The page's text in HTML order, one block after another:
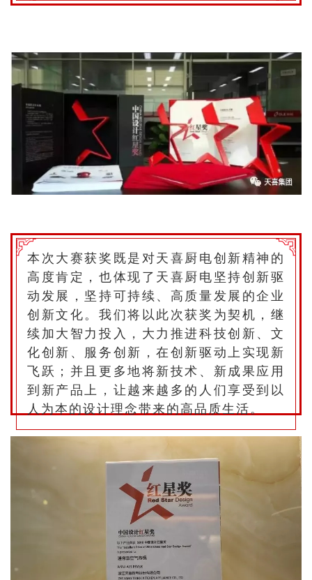
本次大赛获奖既是对天喜厨电创新精神的
高度肯定，也体现了天喜厨电坚持创新驱
动发展，坚持可持续、高质量发展的企业
创新文化。我们将以此次获奖为契机，继
续加大智力投入，大力推进科技创新、文
化创新、服务创新，在创新驱动上实现新
飞跃；并且更多地将新技术、新成果应用
到新产品上，让越来越多的人们享受到以
人为本的设计理念带来的高品质生活。